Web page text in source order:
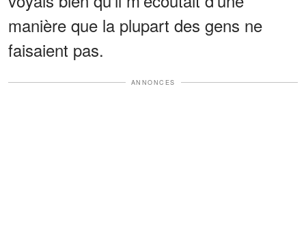
manière que la plupart des gens ne
faisaient pas.
ANNONCES